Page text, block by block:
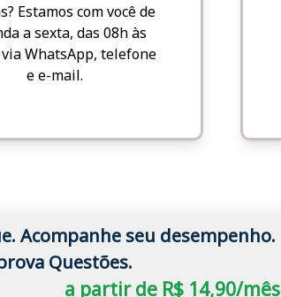
Estamos com você de
a sexta, das 08h às
WhatsApp, telefone
e e-mail.
Acompanhe seu desempenho.
Questões.
a partir de R$ 14,90/mês